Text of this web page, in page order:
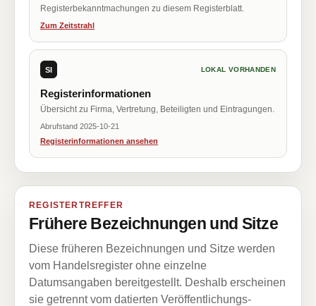
Registerbekanntmachungen zu diesem Registerblatt.
Zum Zeitstrahl
SI LOKAL VORHANDEN
Registerinformationen
Übersicht zu Firma, Vertretung, Beteiligten und Eintragungen.
Abrufstand 2025-10-21
Registerinformationen ansehen
REGISTERTREFFER
Frühere Bezeichnungen und Sitze
Diese früheren Bezeichnungen und Sitze werden
vom Handelsregister ohne einzelne
Datumsangaben bereitgestellt. Deshalb erscheinen
sie getrennt vom datierten Veröffentlichungs-